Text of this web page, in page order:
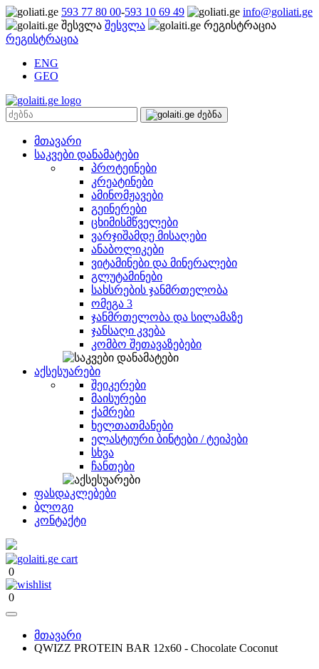
593 77 80 00-593 10 69 49
info@goliati.ge
შესვლა
რეგისტრაცია
ENG
GEO
მთავარი
საკვები დანამატები
პროტეინები
კრეატინები
ამინომჟავები
გეინერები
ცხიმისმწველები
ვარჯიშამდე მისაღები
ანაბოლიკები
ვიტამინები და მინერალები
გლუტამინები
სახსრების ჯანმრთელობა
ომეგა 3
ჯანმრთელობა და სილამაზე
ჯანსაღი კვება
კომბო შეთავაზებები
აქსესუარები
შეიკერები
მაისურები
ქამრები
ხელთათმანები
ელასტიური ბინტები / ტეიპები
სხვა
ჩანთები
ფასდაკლებები
ბლოგი
კონტაქტი
0
0
მთავარი
QWIZZ PROTEIN BAR 12x60 - Chocolate Coconut